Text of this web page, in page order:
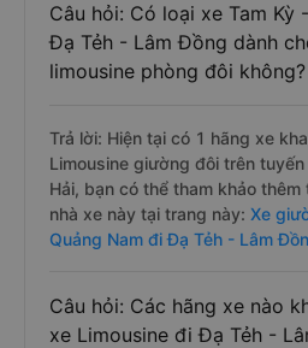
Câu hỏi: Có loại xe Tam Kỳ
Đạ Tẻh - Lâm Đồng dành
limousine phòng đôi không?
Trả lời: Hiện tại có 1 hãng xe
Limousine giường đôi trên
Hải, bạn có thể tham khảo
nhà xe này tại trang này: Xe
Quảng Nam đi Đạ Tẻh - Lâm
Câu hỏi: Các hãng xe nào
xe Limousine đi Đạ Tẻh -